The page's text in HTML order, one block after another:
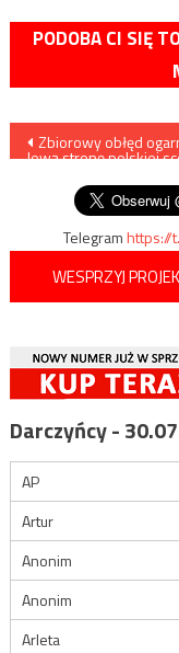
PODOBA CI SIĘ
Nawigacja
wpisu
Zbiorowy obłęd
lewą stronę polskiej
Telegramhttps://
WESPRZYJ
Darczyńcy -
AP
Artur
Anonim
Anonim
Arleta